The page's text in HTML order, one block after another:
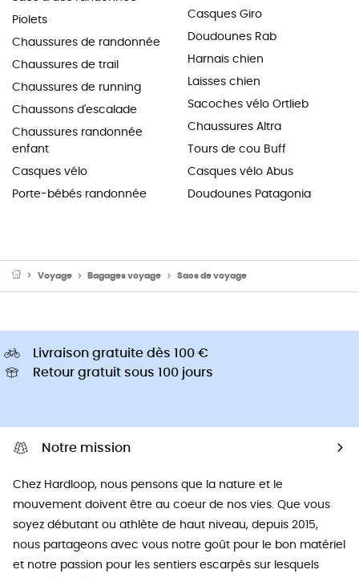
Piolets
Chaussures de randonnée
Chaussures de trail
Chaussures de running
Chaussons d'escalade
Chaussures randonnée
enfant
Casques vélo
Porte-bébés randonnée
Casques Giro
Doudounes Rab
Harnais chien
Laisses chien
Sacoches vélo Ortlieb
Chaussures Altra
Tours de cou Buff
Casques vélo Abus
Doudounes Patagonia
Voyage Bagages voyage Sacs de voyage
Livraison gratuite dès 100 €
Retour gratuit sous 100 jours
Notre mission
Chez Hardloop, nous pensons que la nature et le
mouvement doivent être au coeur de nos vies. Que vous
soyez débutant ou athlète de haut niveau, depuis 2015,
nous partageons avec vous notre goût pour le bon matériel
et notre passion pour les sentiers escarpés sur lesquels